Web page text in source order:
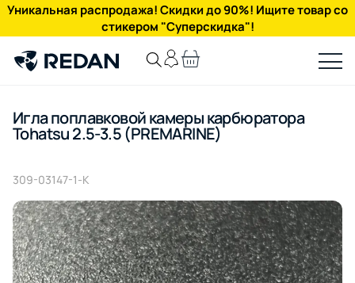
Уникальная распродажа! Скидки до 90%! Ищите товар со
стикером "Суперскидка"!
Игла поплавковой камеры карбюратора
Tohatsu 2.5-3.5 (PREMARINE)
309-03147-1-K